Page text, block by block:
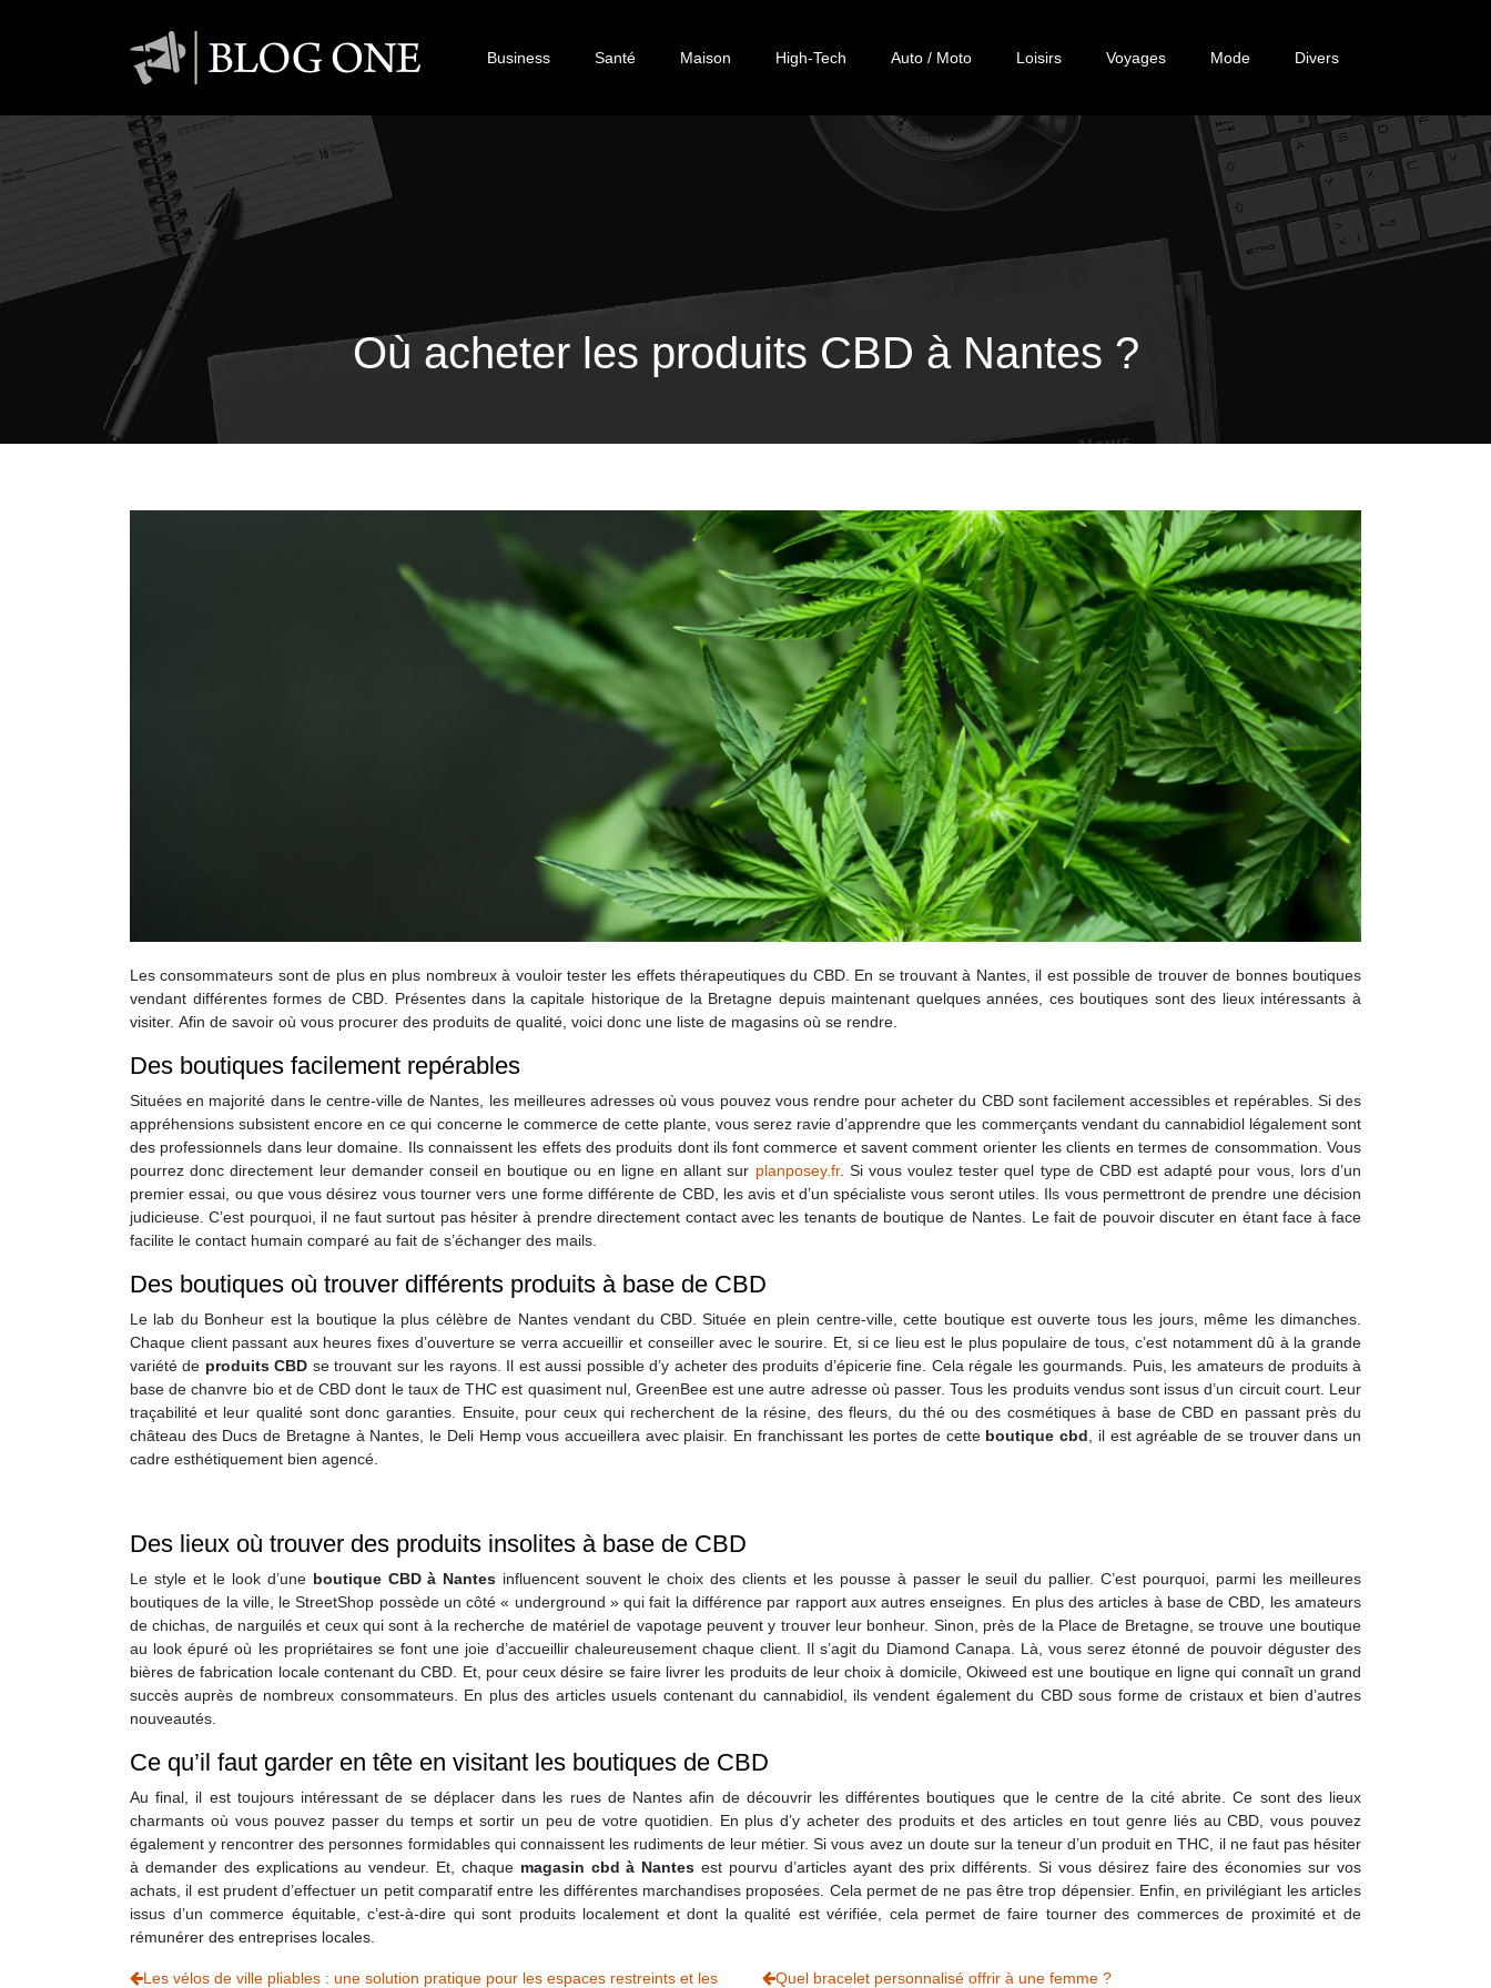
Business Santé Maison High-Tech Auto / Moto Loisirs Voyages Mode Divers
Où acheter les produits CBD à Nantes ?
Les consommateurs sont de plus en plus nombreux à vouloir tester les effets thérapeutiques du CBD. En se trouvant à Nantes, il est possible de trouver de bonnes boutiques
vendant différentes formes de CBD. Présentes dans la capitale historique de la Bretagne depuis maintenant quelques années, ces boutiques sont des lieux intéressants à
visiter. Afin de savoir où vous procurer des produits de qualité, voici donc une liste de magasins où se rendre.
Des boutiques facilement repérables
Situées en majorité dans le centre-ville de Nantes, les meilleures adresses où vous pouvez vous rendre pour acheter du CBD sont facilement accessibles et repérables. Si des
appréhensions subsistent encore en ce qui concerne le commerce de cette plante, vous serez ravie d’apprendre que les commerçants vendant du cannabidiol légalement sont
des professionnels dans leur domaine. Ils connaissent les effets des produits dont ils font commerce et savent comment orienter les clients en termes de consommation. Vous
pourrez donc directement leur demander conseil en boutique ou en ligne en allant sur planposey.fr. Si vous voulez tester quel type de CBD est adapté pour vous, lors d’un
premier essai, ou que vous désirez vous tourner vers une forme différente de CBD, les avis et d’un spécialiste vous seront utiles. Ils vous permettront de prendre une décision
judicieuse. C’est pourquoi, il ne faut surtout pas hésiter à prendre directement contact avec les tenants de boutique de Nantes. Le fait de pouvoir discuter en étant face à face
facilite le contact humain comparé au fait de s’échanger des mails.
Des boutiques où trouver différents produits à base de CBD
Le lab du Bonheur est la boutique la plus célèbre de Nantes vendant du CBD. Située en plein centre-ville, cette boutique est ouverte tous les jours, même les dimanches.
Chaque client passant aux heures fixes d’ouverture se verra accueillir et conseiller avec le sourire. Et, si ce lieu est le plus populaire de tous, c’est notamment dû à la grande
variété de produits CBD se trouvant sur les rayons. Il est aussi possible d’y acheter des produits d’épicerie fine. Cela régale les gourmands. Puis, les amateurs de produits à
base de chanvre bio et de CBD dont le taux de THC est quasiment nul, GreenBee est une autre adresse où passer. Tous les produits vendus sont issus d’un circuit court. Leur
traçabilité et leur qualité sont donc garanties. Ensuite, pour ceux qui recherchent de la résine, des fleurs, du thé ou des cosmétiques à base de CBD en passant près du
château des Ducs de Bretagne à Nantes, le Deli Hemp vous accueillera avec plaisir. En franchissant les portes de cette boutique cbd, il est agréable de se trouver dans un
cadre esthétiquement bien agencé.
Des lieux où trouver des produits insolites à base de CBD
Le style et le look d’une boutique CBD à Nantes influencent souvent le choix des clients et les pousse à passer le seuil du pallier. C’est pourquoi, parmi les meilleures
boutiques de la ville, le StreetShop possède un côté « underground » qui fait la différence par rapport aux autres enseignes. En plus des articles à base de CBD, les amateurs
de chichas, de narguilés et ceux qui sont à la recherche de matériel de vapotage peuvent y trouver leur bonheur. Sinon, près de la Place de Bretagne, se trouve une boutique
au look épuré où les propriétaires se font une joie d’accueillir chaleureusement chaque client. Il s’agit du Diamond Canapa. Là, vous serez étonné de pouvoir déguster des
bières de fabrication locale contenant du CBD. Et, pour ceux désire se faire livrer les produits de leur choix à domicile, Okiweed est une boutique en ligne qui connaît un grand
succès auprès de nombreux consommateurs. En plus des articles usuels contenant du cannabidiol, ils vendent également du CBD sous forme de cristaux et bien d’autres
nouveautés.
Ce qu’il faut garder en tête en visitant les boutiques de CBD
Au final, il est toujours intéressant de se déplacer dans les rues de Nantes afin de découvrir les différentes boutiques que le centre de la cité abrite. Ce sont des lieux
charmants où vous pouvez passer du temps et sortir un peu de votre quotidien. En plus d’y acheter des produits et des articles en tout genre liés au CBD, vous pouvez
également y rencontrer des personnes formidables qui connaissent les rudiments de leur métier. Si vous avez un doute sur la teneur d’un produit en THC, il ne faut pas hésiter
à demander des explications au vendeur. Et, chaque magasin cbd à Nantesest pourvu d’articles ayant des prix différents. Si vous désirez faire des économies sur vos
achats, il est prudent d’effectuer un petit comparatif entre les différentes marchandises proposées. Cela permet de ne pas être trop dépensier. Enfin, en privilégiant les articles
issus d’un commerce équitable, c’est-à-dire qui sont produits localement et dont la qualité est vérifiée, cela permet de faire tourner des commerces de proximité et de
rémunérer des entreprises locales.
Les vélos de ville pliables : une solution pratique pour les espaces restreints et les Quel bracelet personnalisé offrir à une femme ?